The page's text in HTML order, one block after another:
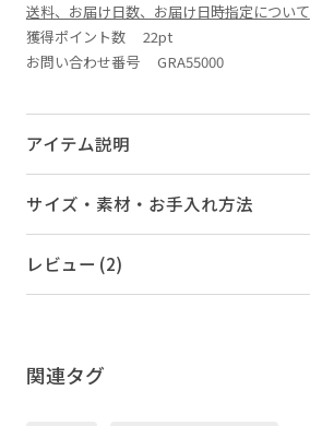
送料、お届け日数、お届け日時指定について
獲得ポイント数 22pt
お問い合わせ番号 GRA55000
アイテム説明
サイズ・素材・お手入れ方法
レビュー (2)
関連タグ